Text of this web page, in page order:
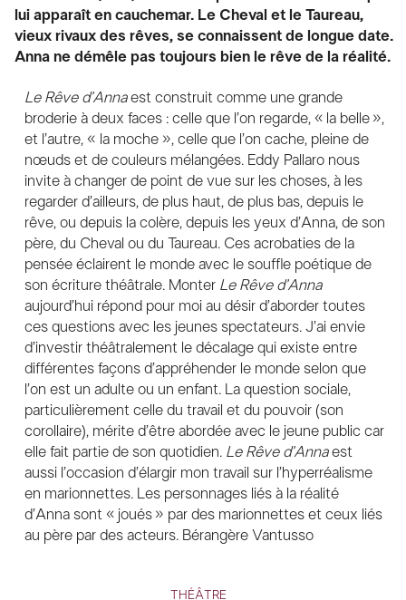
lui apparaît en cauchemar. Le Cheval et le Taureau,
vieux rivaux des rêves, se connaissent de longue date.
Anna ne démêle pas toujours bien le rêve de la réalité.
Le Rêve d’Annaest construit comme une grande
broderie à deux faces : celle que l’on regarde, « la belle »,
et l’autre, « la moche », celle que l’on cache, pleine de
nœuds et de couleurs mélangées. Eddy Pallaro nous
invite à changer de point de vue sur les choses, à les
regarder d’ailleurs, de plus haut, de plus bas, depuis le
rêve, ou depuis la colère, depuis les yeux d’Anna, de son
père, du Cheval ou du Taureau. Ces acrobaties de la
pensée éclairent le monde avec le souffle poétique de
son écriture théâtrale. Monter Le Rêve d’Anna
aujourd’hui répond pour moi au désir d’aborder toutes
ces questions avec les jeunes spectateurs. J’ai envie
d’investir théâtralement le décalage qui existe entre
différentes façons d’appréhender le monde selon que
l’on est un adulte ou un enfant. La question sociale,
particulièrement celle du travail et du pouvoir (son
corollaire), mérite d’être abordée avec le jeune public car
elle fait partie de son quotidien. Le Rêve d’Annaest
aussi l’occasion d’élargir mon travail sur l’hyperréalisme
en marionnettes. Les personnages liés à la réalité
d’Anna sont « joués » par des marionnettes et ceux liés
au père par des acteurs. Bérangère Vantusso
THÉÂTRE